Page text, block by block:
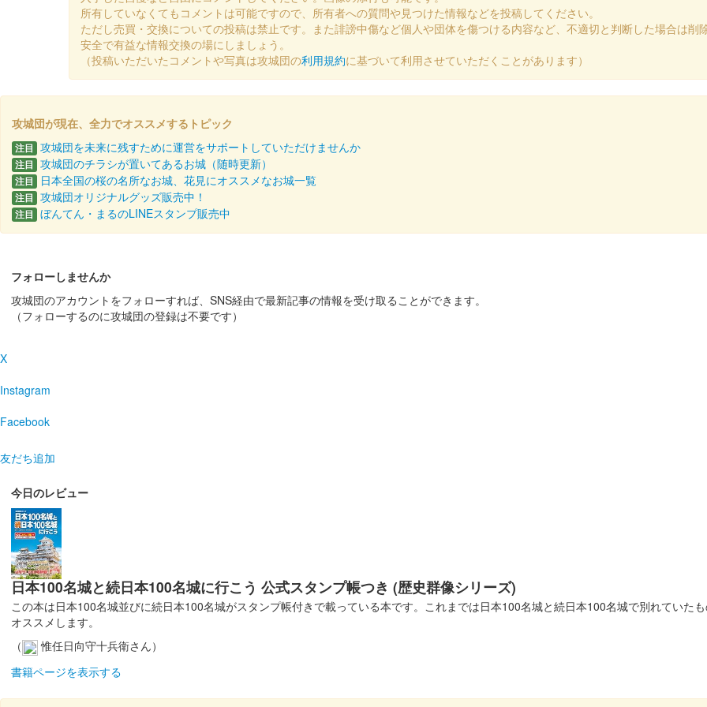
所有していなくてもコメントは可能ですので、所有者への質問や見つけた情報などを投稿してください。
ただし売買・交換についての投稿は禁止です。また誹謗中傷など個人や団体を傷つける内容など、不適切と判断した場合は削
安全で有益な情報交換の場にしましょう。
（投稿いただいたコメントや写真は攻城団の利用規約に基づいて利用させていただくことがあります）
攻城団が現在、全力でオススメするトピック
注目 攻城団を未来に残すために運営をサポートしていただけませんか
注目 攻城団のチラシが置いてあるお城（随時更新）
注目 日本全国の桜の名所なお城、花見にオススメなお城一覧
注目 攻城団オリジナルグッズ販売中！
注目 ぼんてん・まるのLINEスタンプ販売中
フォローしませんか
攻城団のアカウントをフォローすれば、SNS経由で最新記事の情報を受け取ることができます。
（フォローするのに攻城団の登録は不要です）
X
Instagram
Facebook
友だち追加
今日のレビュー
日本100名城と続日本100名城に行こう 公式スタンプ帳つき (歴史群像シリーズ)
この本は日本100名城並びに続日本100名城がスタンプ帳付きで載っている本です。これまでは日本100名城と続日本100名城で別れていた
オススメします。
（
惟任日向守十兵衛さん）
書籍ページを表示する